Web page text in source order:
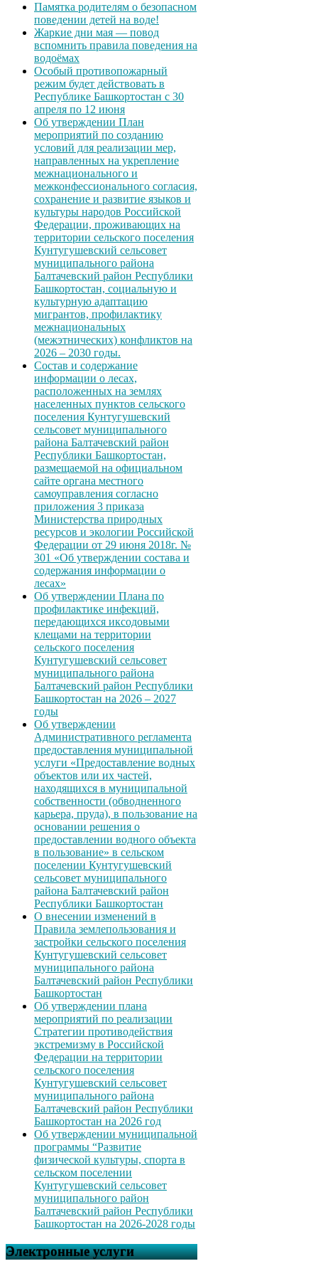
Памятка родителям о безопасном
поведении детей на воде!
Жаркие дни мая — повод
вспомнить правила поведения на
водоёмах
Особый противопожарный
режим будет действовать в
Республике Башкортостан с 30
апреля по 12 июня
Об утверждении План
мероприятий по созданию
условий для реализации мер,
направленных на укрепление
межнационального и
межконфессионального согласия,
сохранение и развитие языков и
культуры народов Российской
Федерации, проживающих на
территории сельского поселения
Кунтугушевский сельсовет
муниципального района
Балтачевский район Республики
Башкортостан, социальную и
культурную адаптацию
мигрантов, профилактику
межнациональных
(межэтнических) конфликтов на
2026 – 2030 годы.
Состав и содержание
информации о лесах,
расположенных на землях
населенных пунктов сельского
поселения Кунтугушевский
сельсовет муниципального
района Балтачевский район
Республики Башкортостан,
размещаемой на официальном
сайте органа местного
самоуправления согласно
приложения 3 приказа
Министерства природных
ресурсов и экологии Российской
Федерации от 29 июня 2018г. №
301 «Об утверждении состава и
содержания информации о
лесах»
Об утверждении Плана по
профилактике инфекций,
передающихся иксодовыми
клещами на территории
сельского поселения
Кунтугушевский сельсовет
муниципального района
Балтачевский район Республики
Башкортостан на 2026 – 2027
годы
Об утверждении
Административного регламента
предоставления муниципальной
услуги «Предоставление водных
объектов или их частей,
находящихся в муниципальной
собственности (обводненного
карьера, пруда), в пользование на
основании решения о
предоставлении водного объекта
в пользование» в сельском
поселении Кунтугушевский
сельсовет муниципального
района Балтачевский район
Республики Башкортостан
О внесении изменений в
Правила землепользования и
застройки сельского поселения
Кунтугушевский сельсовет
муниципального района
Балтачевский район Республики
Башкортостан
Об утверждении плана
мероприятий по реализации
Стратегии противодействия
экстремизму в Российской
Федерации на территории
сельского поселения
Кунтугушевский сельсовет
муниципального района
Балтачевский район Республики
Башкортостан на 2026 год
Об утверждении муниципальной
программы “Развитие
физической культуры, спорта в
сельском поселении
Кунтугушевский сельсовет
муниципального район
Балтачевский район Республики
Башкортостан на 2026-2028 годы
Электронные услуги